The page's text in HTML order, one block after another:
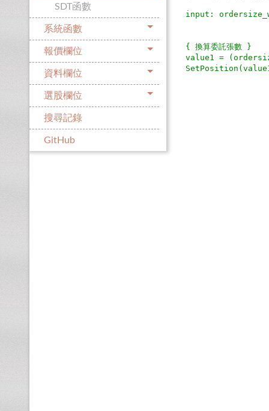
SDT函數
系統函數
報價欄位
資料欄位
選股欄位
搜尋記錄
GitHub
input:
{ 換算委託張數 }
value1 =